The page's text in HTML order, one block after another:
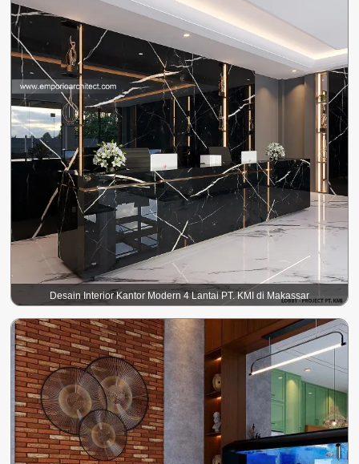
Desain Interior Kantor Modern 4 Lantai PT. KMI di Makassar